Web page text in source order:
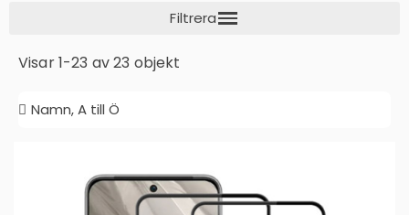
Visar 1-23 av 23 objekt